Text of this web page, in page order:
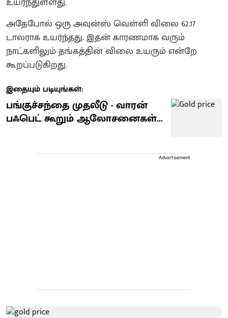
அதேபோல் ஒரு அவுன்ஸ் வெள்ளி விலை 62.17
டாலராக உயர்ந்தது. இதன் காரணமாக வரும்
நாட்களிலும் தங்கத்தின் விலை உயரும் என்றே
கூறப்படுகிறது.
இதையும் படியுங்கள்:
பங்குச்சந்தை முதலீடு - வாரன்
பஃபெட் கூறும் ஆலோசனைகள்...
Advertisement